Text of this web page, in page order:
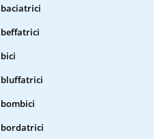
baciatrici
beffatrici
bici
bluffatrici
bombici
bordatrici